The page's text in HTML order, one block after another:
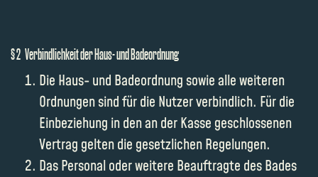
§ 2 Verbindlichkeit der Haus- und Badeordnung
Die Haus- und Badeordnung sowie alle weiteren
Ordnungen sind für die Nutzer verbindlich. Für die
Einbeziehung in den an der Kasse geschlossenen
Vertrag gelten die gesetzlichen Regelungen.
Das Personal oder weitere Beauftragte des Bades